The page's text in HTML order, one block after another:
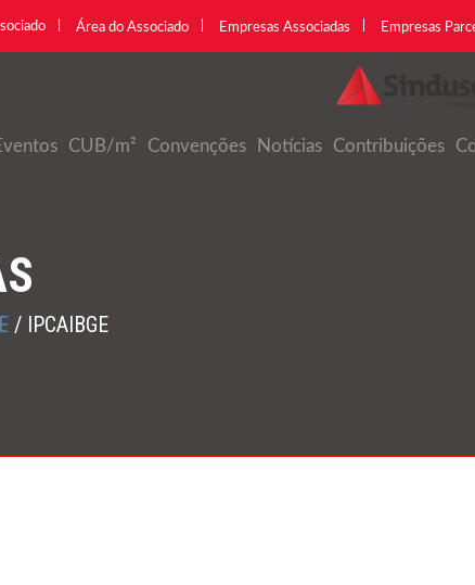
Área do Associado Empresas Associadas Empresas
CUB/m² Convenções Notícias Contribuições
/ IPCAIBGE